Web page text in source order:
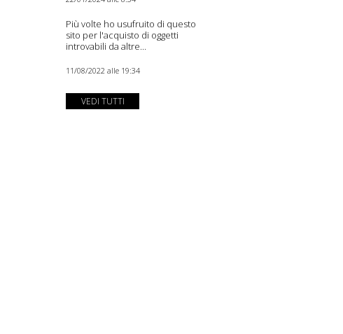
Più volte ho usufruito di questo
sito per l'acquisto di oggetti
introvabili da altre...
11/08/2022 alle 19:34
VEDI TUTTI